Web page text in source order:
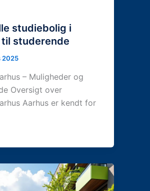
studiebolig i
til studerende
2025
– Muligheder og
Oversigt over
Aarhus er kendt for